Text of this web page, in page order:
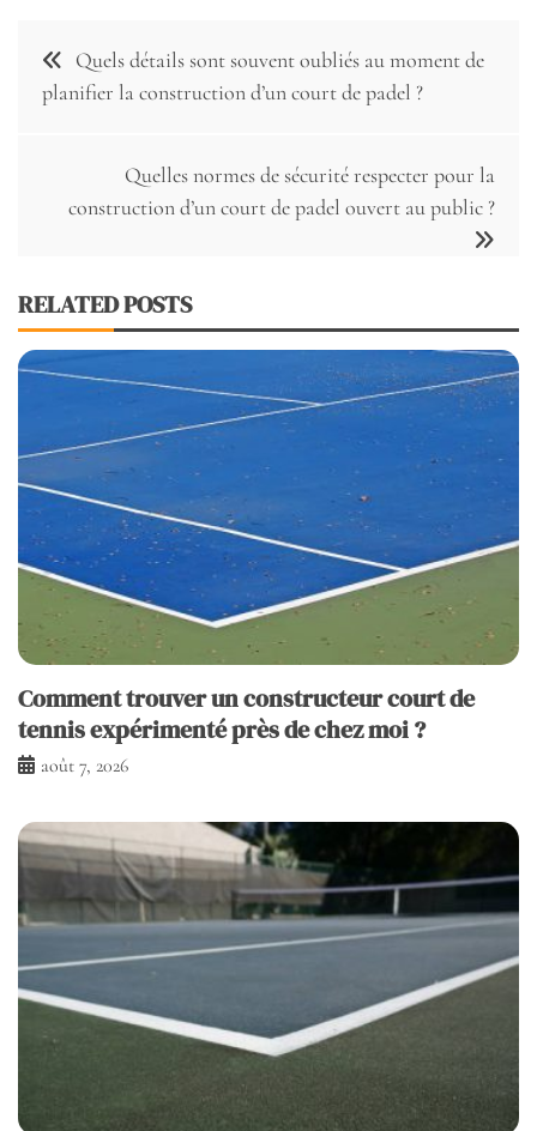
Navigation
de
Quels détails sont souvent oubliés au moment de
planifier la construction d’un court de padel ?
Quelles normes de sécurité respecter pour la
construction d’un court de padel ouvert au public ?
RELATED POSTS
Comment trouver un constructeur court de
tennis expérimenté près de chez moi ?
août 7, 2026